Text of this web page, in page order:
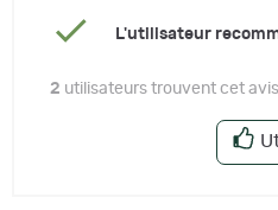
L'utilisateur
2 utilisateurs trouvent cet